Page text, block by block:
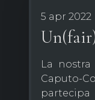
5 apr 2022
La
Caputo-